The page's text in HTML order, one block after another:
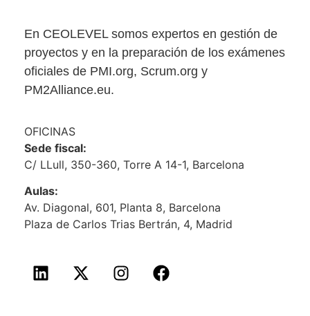
En CEOLEVEL somos expertos en gestión de
proyectos y en la preparación de los exámenes
oficiales de PMI.org, Scrum.org y
PM2Alliance.eu.
OFICINAS
Sede fiscal:
C/ LLull, 350-360, Torre A 14-1, Barcelona
Aulas:
Av. Diagonal, 601, Planta 8, Barcelona
Plaza de Carlos Trias Bertrán, 4, Madrid